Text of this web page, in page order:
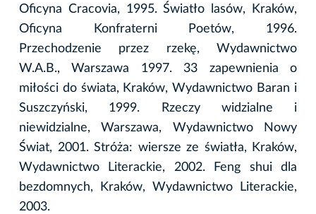
Oficyna Cracovia, 1995. Światło lasów, Kraków,
Oficyna Konfraterni Poetów, 1996.
Przechodzenie przez rzekę, Wydawnictwo
W.A.B., Warszawa 1997. 33 zapewnienia o
miłości do świata, Kraków, Wydawnictwo Baran i
Suszczyński, 1999. Rzeczy widzialne i
niewidzialne, Warszawa, Wydawnictwo Nowy
Świat, 2001. Stróża: wiersze ze światła, Kraków,
Wydawnictwo Literackie, 2002. Feng shui dla
bezdomnych, Kraków, Wydawnictwo Literackie,
2003.